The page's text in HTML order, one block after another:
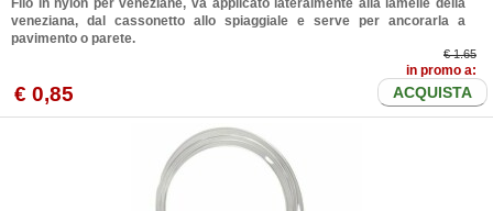
Filo in nylon per veneziane, va applicato lateralmente alla lamelle della
veneziana, dal cassonetto allo spiaggiale e serve per ancorarla a
pavimento o parete.
€ 1.65
in promo a:
€ 0,85 ACQUISTA